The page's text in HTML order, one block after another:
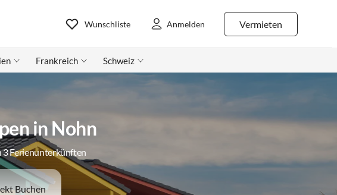
Vermieten
Wunschliste Anmelden
Frankreich Schweiz
in Nohn
3 Ferienunterkünften
Buchen